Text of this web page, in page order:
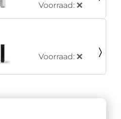
Voorraad: ❌
Voorraad: ❌